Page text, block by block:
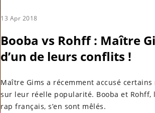
13 Apr 2018
Booba vs Rohff : Maître
d’un de leurs conflits !
Maître Gims a récemment accusé
sur leur réelle popularité. Booba et Rohff,
rap français, s’en sont mêlés.